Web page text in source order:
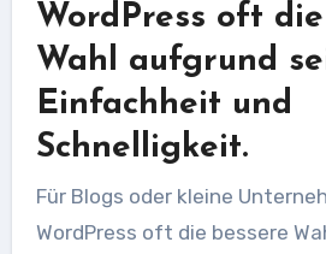
WordPress oft
Wahl aufgrund
Einfachheit und
Schnelligkeit.
Für Blogs oder kleine
WordPress oft die bessere